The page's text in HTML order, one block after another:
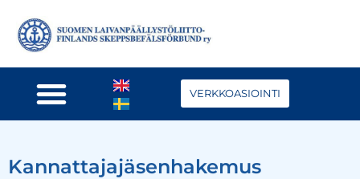
VERKKOASIOINTI
Kannattajajäsenhakemus